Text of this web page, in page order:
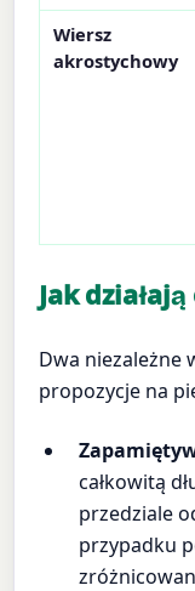
Wiersz
akrostychowy
Jak
Dwa niezależne
propozycje na
całkowitą
przedziale
przypadku